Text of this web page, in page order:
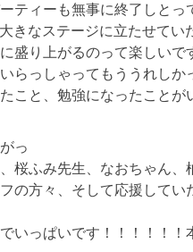
ティーも無事に終了しとっ
きなステージに立たせて
盛り上がるのって楽しいで
らっしゃってもううれしか
こと、勉強になったことが
っ
桜ふみ先生、なおちゃん
の方々、そして応援して
いっぱいです！！！！！！